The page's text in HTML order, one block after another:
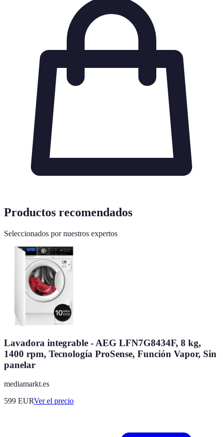
Productos recomendados
Seleccionados por nuestros expertos
Lavadora integrable - AEG LFN7G8434F, 8 kg,
1400 rpm, Tecnología ProSense, Función Vapor, Sin
panelar
mediamarkt.es
599 EURVer el precio